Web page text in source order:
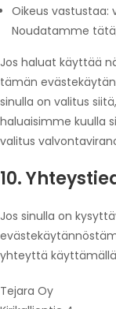
Oikeus vastustaa:
Noudatamme
Jos haluat käyttää
tämän
sinulla on valitus
haluaisimme kuulla
valitus
10.
Jos sinulla on
yhteyttä
Tejara Oy